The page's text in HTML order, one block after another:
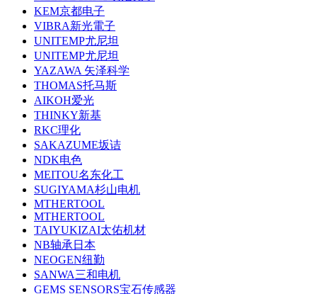
KEM京都电子
VIBRA新光電子
UNITEMP尤尼坦
UNITEMP尤尼坦
YAZAWA 矢泽科学
THOMAS托马斯
AIKOH爱光
THINKY新基
RKC理化
SAKAZUME坂诘
NDK电色
MEITOU名东化工
SUGIYAMA杉山电机
MTHERTOOL
MTHERTOOL
TAIYUKIZAI太佑机材
NB轴承日本
NEOGEN纽勤
SANWA三和电机
GEMS SENSORS宝石传感器